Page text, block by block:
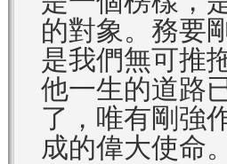
的對象。務要
是我們無可推
他一生的道路
了，唯有剛強
成的偉大使命